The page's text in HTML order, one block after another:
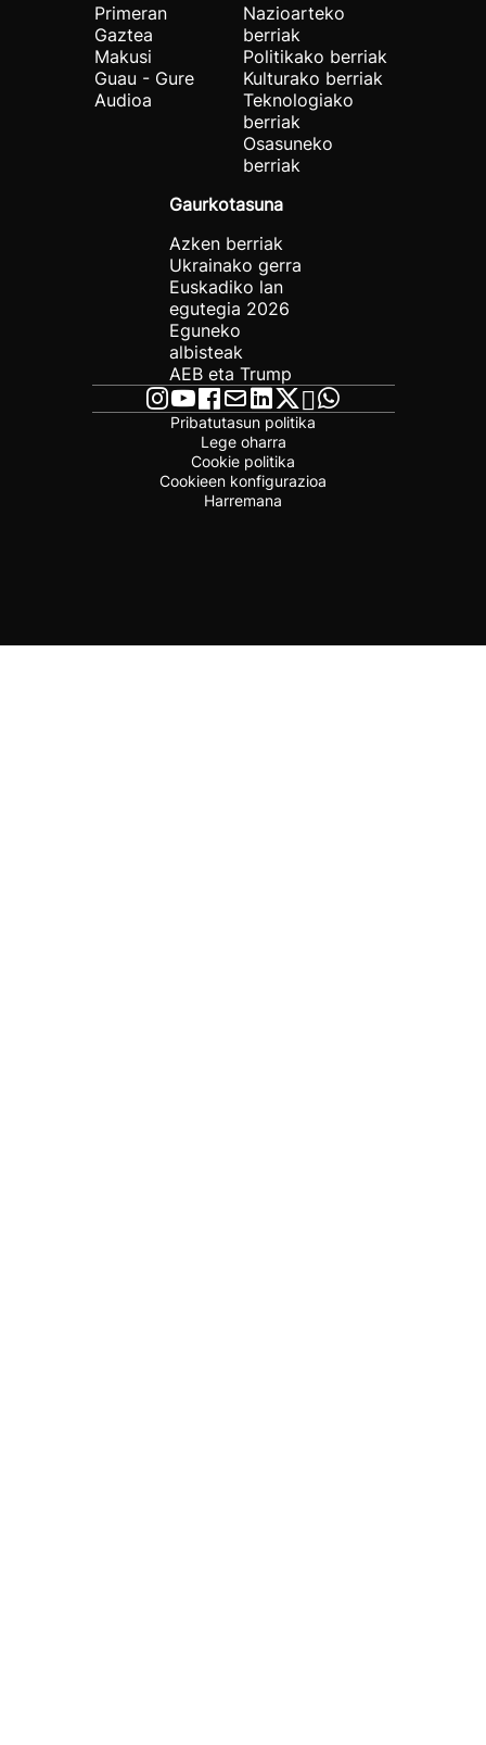
Primeran
Gaztea
Makusi
Guau - Gure
Audioa
Nazioarteko
berriak
Politikako berriak
Kulturako berriak
Teknologiako
berriak
Osasuneko
berriak
Gaurkotasuna
Azken berriak
Ukrainako gerra
Euskadiko lan
egutegia 2026
Eguneko
albisteak
AEB eta Trump
Pribatutasun politika
Lege oharra
Cookie politika
Cookieen konfigurazioa
Harremana